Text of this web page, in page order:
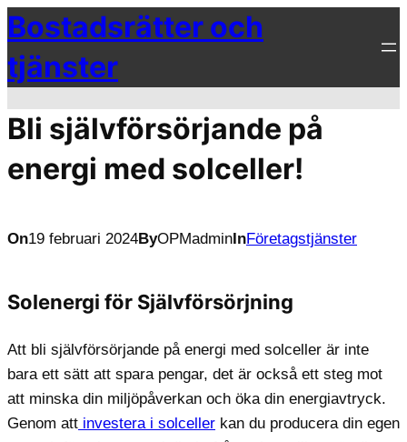
Hoppa
till
innehåll
Bostadsrätter och
tjänster
Bli självförsörjande på
energi med solceller!
On19 februari 2024ByOPMadminInFöretagstjänster
Solenergi för Självförsörjning
Att bli självförsörjande på energi med solceller är inte
bara ett sätt att spara pengar, det är också ett steg mot
att minska din miljöpåverkan och öka din energiavtryck.
Genom att investera i solceller kan du producera din egen